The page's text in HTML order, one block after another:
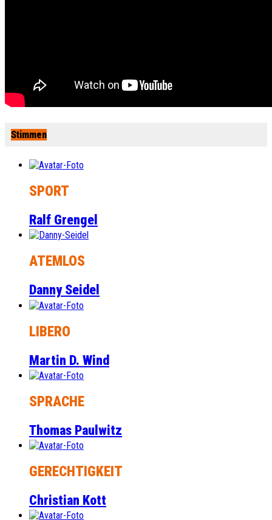
Stimmen
SPORT
Ralf Grengel
ATEMLOS
Danny Seidel
LIBERO
Martin D. Wind
SPRACHE
Thomas Paulwitz
GERECHTIGKEIT
Christian Kott